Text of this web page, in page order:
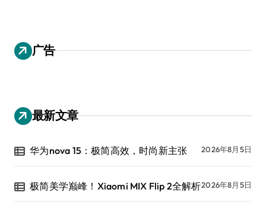
广告
最新文章
华为nova 15：极简高效，时尚新主张 2026年8月5日
极简美学巅峰！Xiaomi MIX Flip 2全解析2026年8月5日